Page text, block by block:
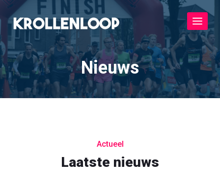
Toggle
Nieuws
Actueel
Laatste nieuws